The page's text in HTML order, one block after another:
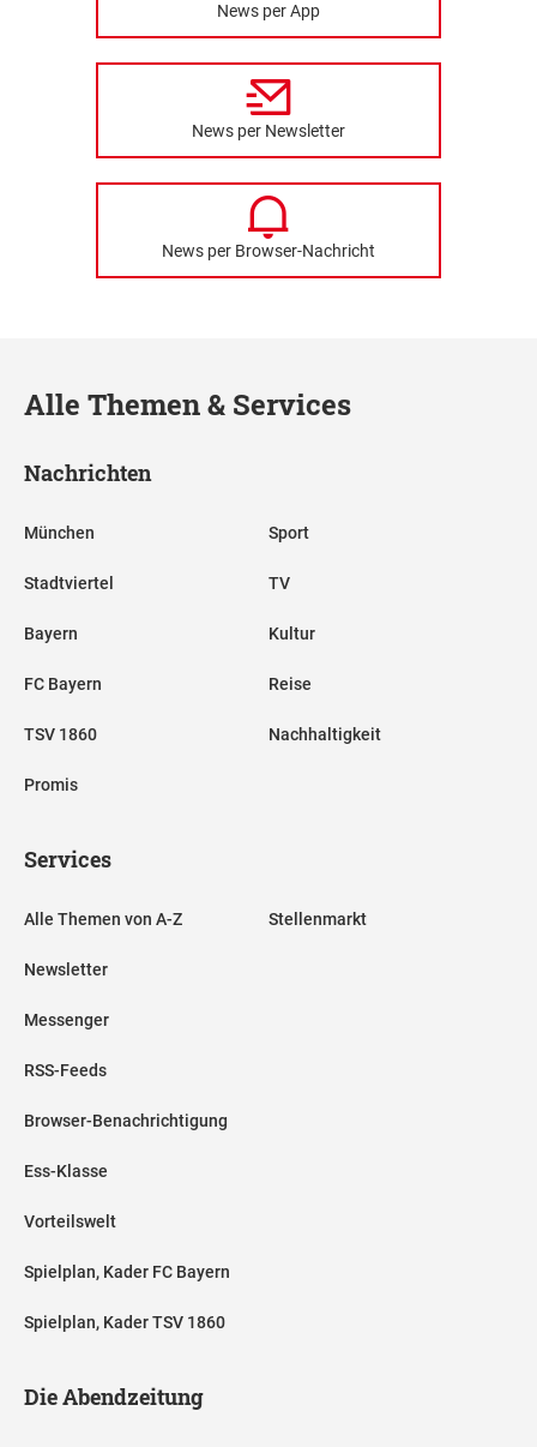
News per App
News per Newsletter
News per Browser-Nachricht
Alle Themen & Services
Nachrichten
München
Stadtviertel
Bayern
FC Bayern
TSV 1860
Promis
Sport
TV
Kultur
Reise
Nachhaltigkeit
Services
Alle Themen von A-Z
Newsletter
Messenger
RSS-Feeds
Browser-Benachrichtigung
Ess-Klasse
Vorteilswelt
Spielplan, Kader FC Bayern
Spielplan, Kader TSV 1860
Stellenmarkt
Die Abendzeitung